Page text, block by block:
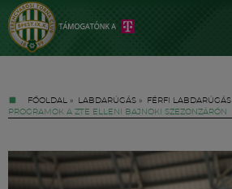
FŐOLDAL » LABDARÚGÁS » FÉRFI LABDARÚGÁS
PROGRAMOK A ZTE ELLENI BAJNOKI SZEZONZÁRÓN